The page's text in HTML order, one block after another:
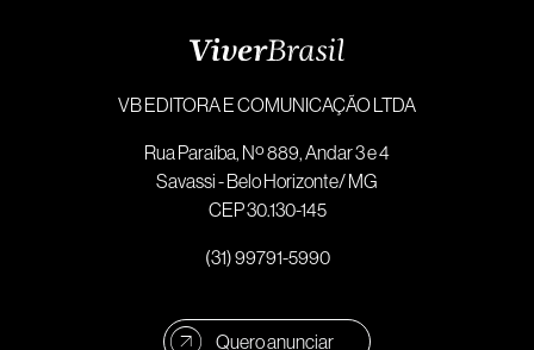
VB EDITORA E COMUNICAÇÃO LTDA
Rua Paraíba, Nº 889, Andar 3 e 4
Savassi - Belo Horizonte/ MG
CEP 30.130-145
(31) 99791-5990
Quero anunciar